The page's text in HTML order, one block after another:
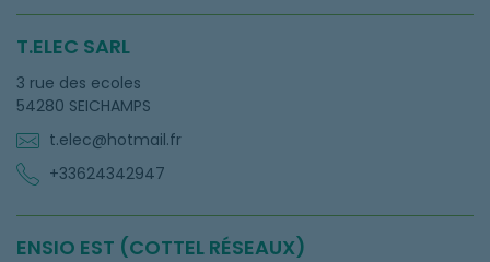
T.ELEC SARL
3 rue des ecoles
54280 SEICHAMPS
t.elec@hotmail.fr
+33624342947
ENSIO EST (COTTEL RÉSEAUX)